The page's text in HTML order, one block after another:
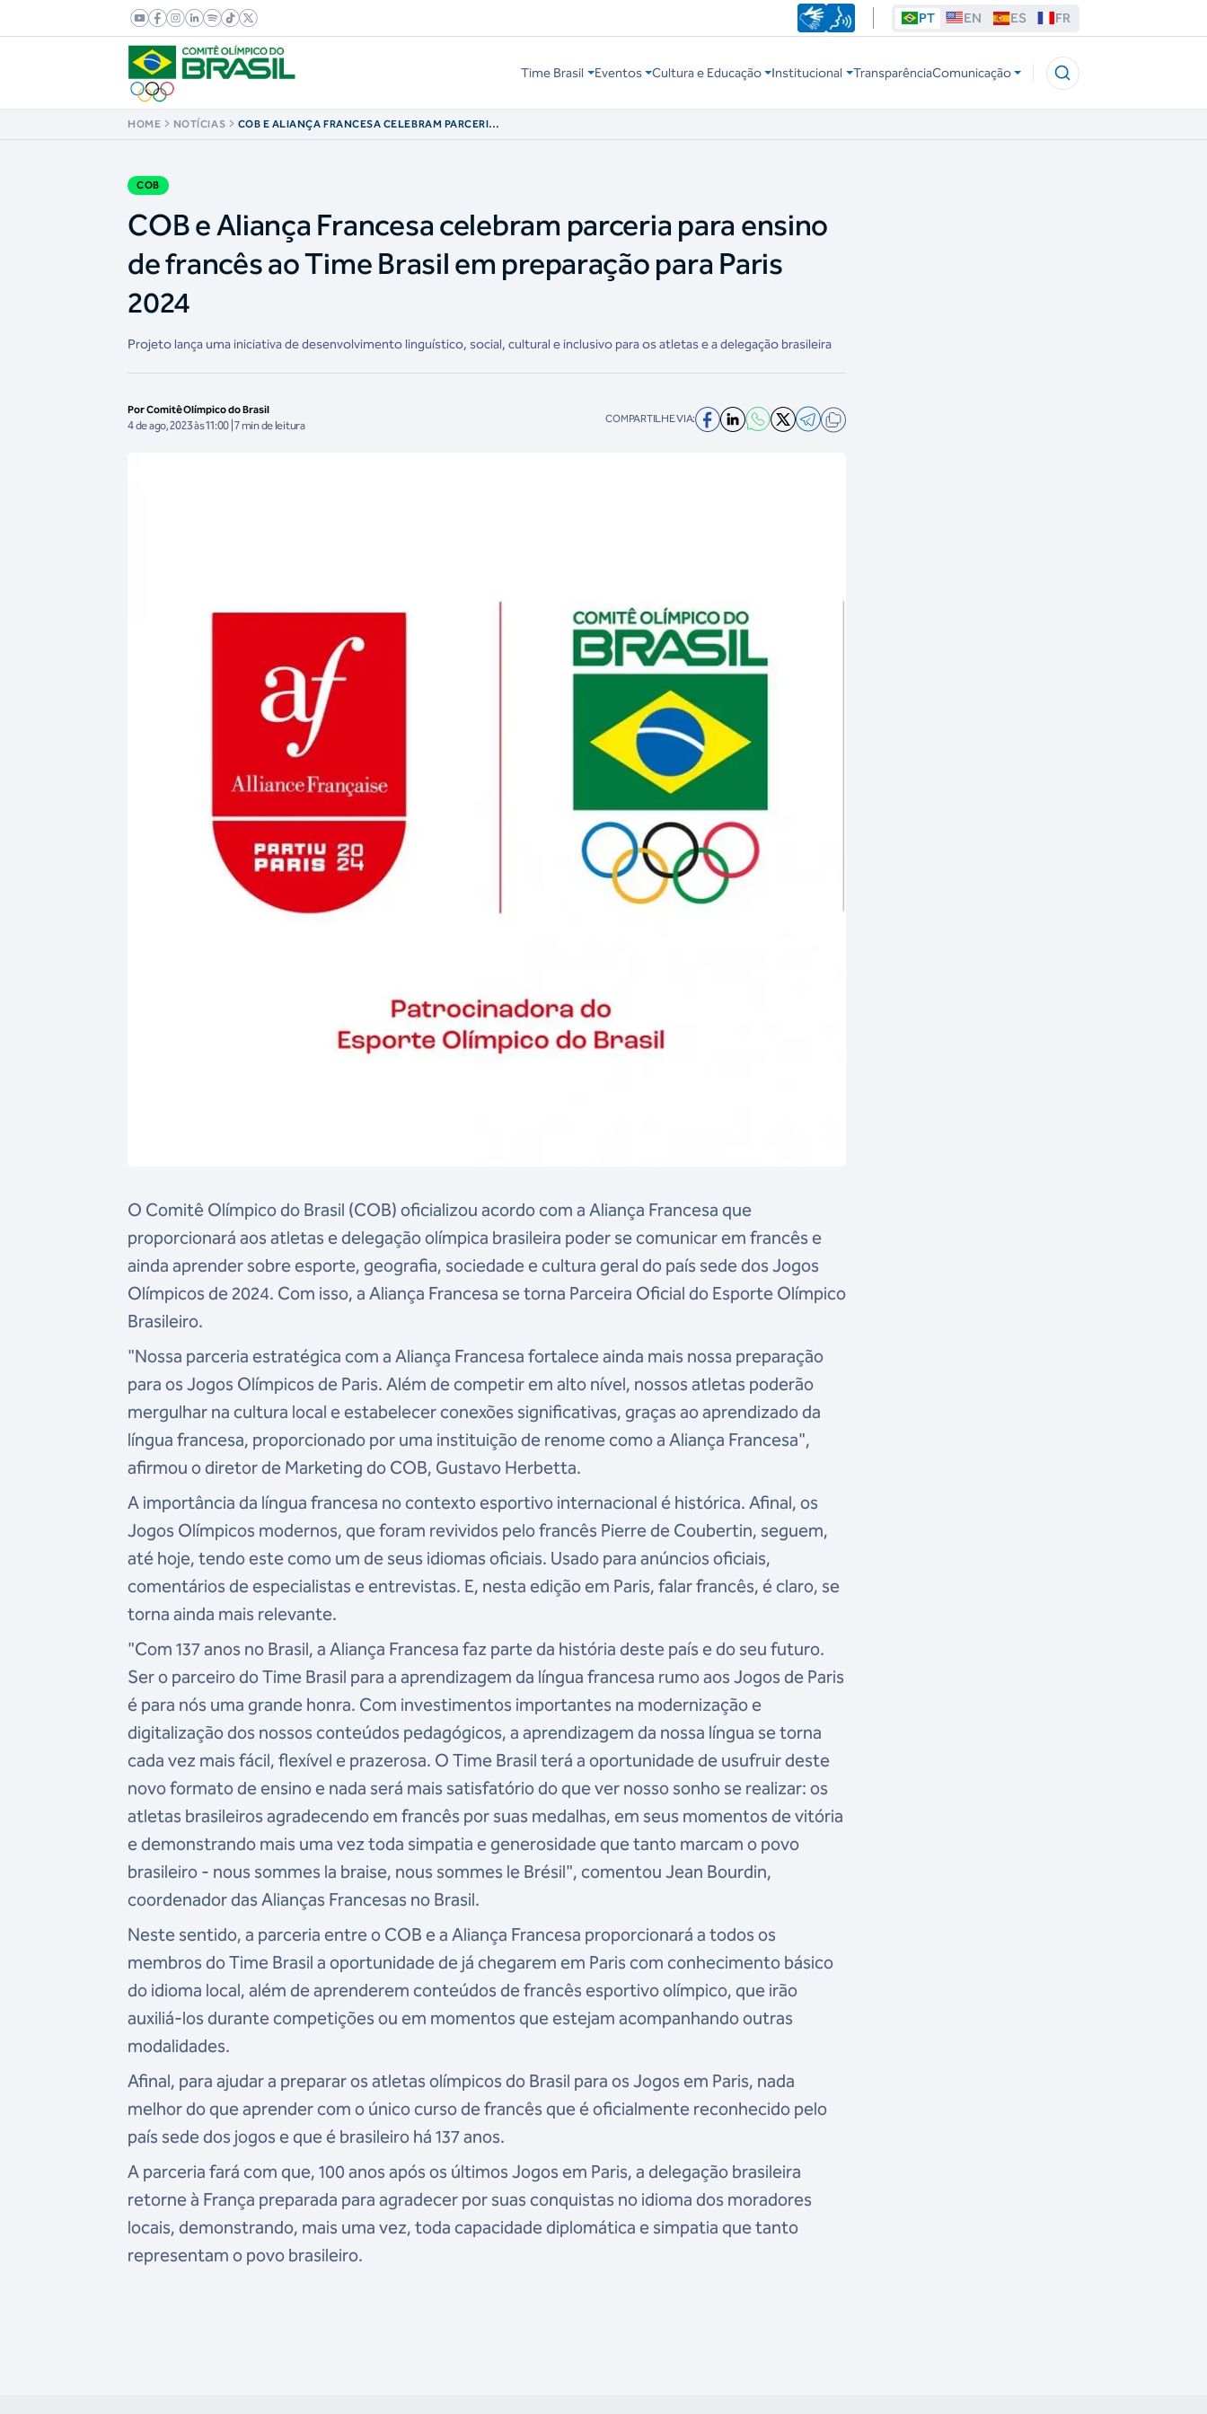
PT EN ES FR
Time Brasil Eventos Cultura e Educação Institucional TransparênciaComunicação
HOME NOTÍCIAS
COB E ALIANÇA FRANCESA CELEBRAM PARCERIA
COB
COB e Aliança Francesa celebram parceria para ensino
de francês ao Time Brasil em preparação para Paris
2024
Projeto lança uma iniciativa de desenvolvimento linguístico, social, cultural e inclusivo para os atletas e a delegação brasileira
Por Comitê Olímpico do Brasil
4 de ago, 2023 às 11:00 | 7 min de leitura COMPARTILHE VIA:
O Comitê Olímpico do Brasil (COB) oficializou acordo com a Aliança Francesa que
proporcionará aos atletas e delegação olímpica brasileira poder se comunicar em francês e
ainda aprender sobre esporte, geografia, sociedade e cultura geral do país sede dos Jogos
Olímpicos de 2024. Com isso, a Aliança Francesa se torna Parceira Oficial do Esporte Olímpico
Brasileiro.
"Nossa parceria estratégica com a Aliança Francesa fortalece ainda mais nossa preparação
para os Jogos Olímpicos de Paris. Além de competir em alto nível, nossos atletas poderão
mergulhar na cultura local e estabelecer conexões significativas, graças ao aprendizado da
língua francesa, proporcionado por uma instituição de renome como a Aliança Francesa",
afirmou o diretor de Marketing do COB, Gustavo Herbetta.
A importância da língua francesa no contexto esportivo internacional é histórica. Afinal, os
Jogos Olímpicos modernos, que foram revividos pelo francês Pierre de Coubertin, seguem,
até hoje, tendo este como um de seus idiomas oficiais. Usado para anúncios oficiais,
comentários de especialistas e entrevistas. E, nesta edição em Paris, falar francês, é claro, se
torna ainda mais relevante.
"Com 137 anos no Brasil, a Aliança Francesa faz parte da história deste país e do seu futuro.
Ser o parceiro do Time Brasil para a aprendizagem da língua francesa rumo aos Jogos de Paris
é para nós uma grande honra. Com investimentos importantes na modernização e
digitalização dos nossos conteúdos pedagógicos, a aprendizagem da nossa língua se torna
cada vez mais fácil, flexível e prazerosa. O Time Brasil terá a oportunidade de usufruir deste
novo formato de ensino e nada será mais satisfatório do que ver nosso sonho se realizar: os
atletas brasileiros agradecendo em francês por suas medalhas, em seus momentos de vitória
e demonstrando mais uma vez toda simpatia e generosidade que tanto marcam o povo
brasileiro - nous sommes la braise, nous sommes le Brésil", comentou Jean Bourdin,
coordenador das Alianças Francesas no Brasil.
Neste sentido, a parceria entre o COB e a Aliança Francesa proporcionará a todos os
membros do Time Brasil a oportunidade de já chegarem em Paris com conhecimento básico
do idioma local, além de aprenderem conteúdos de francês esportivo olímpico, que irão
auxiliá-los durante competições ou em momentos que estejam acompanhando outras
modalidades.
Afinal, para ajudar a preparar os atletas olímpicos do Brasil para os Jogos em Paris, nada
melhor do que aprender com o único curso de francês que é oficialmente reconhecido pelo
país sede dos jogos e que é brasileiro há 137 anos.
A parceria fará com que, 100 anos após os últimos Jogos em Paris, a delegação brasileira
retorne à França preparada para agradecer por suas conquistas no idioma dos moradores
locais, demonstrando, mais uma vez, toda capacidade diplomática e simpatia que tanto
representam o povo brasileiro.